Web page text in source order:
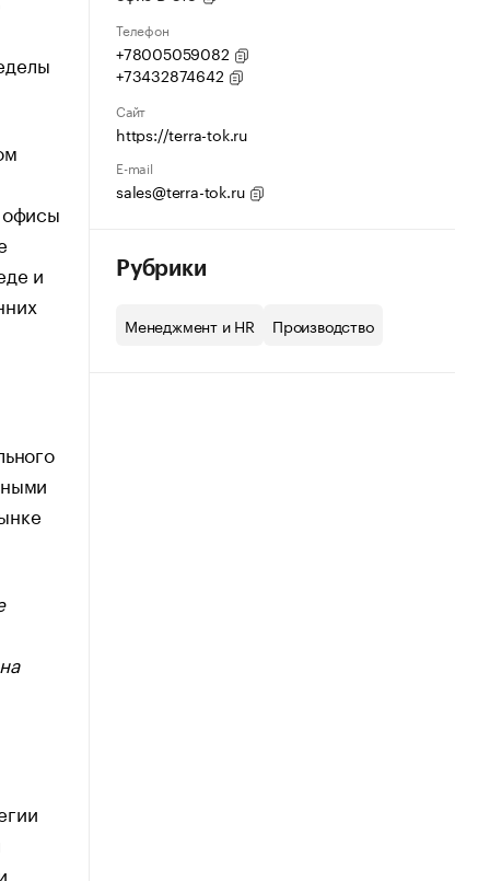
офисы
и
Телефон
+78005059082
+73432874642
Сайт
https://terra-tok.ru
E-mail
sales@terra-tok.ru
Рубрики
Менеджмент и HR Производство